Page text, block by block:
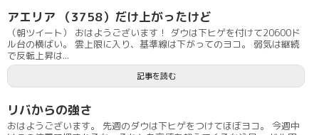
アエリア （3758）だけ上がったけど
（朝ツイート） おはようございます！ ダウは下ヒゲを付けて20600ド
ル台の横ばい。 雲上限に入り、基準線は下がってのヨコ。 弱気は継続
で反転上昇は...
記事を読む
リバからの強さ
おはようございます。 先週のダウは下ヒゲをつけてほぼヨコ。 今週中